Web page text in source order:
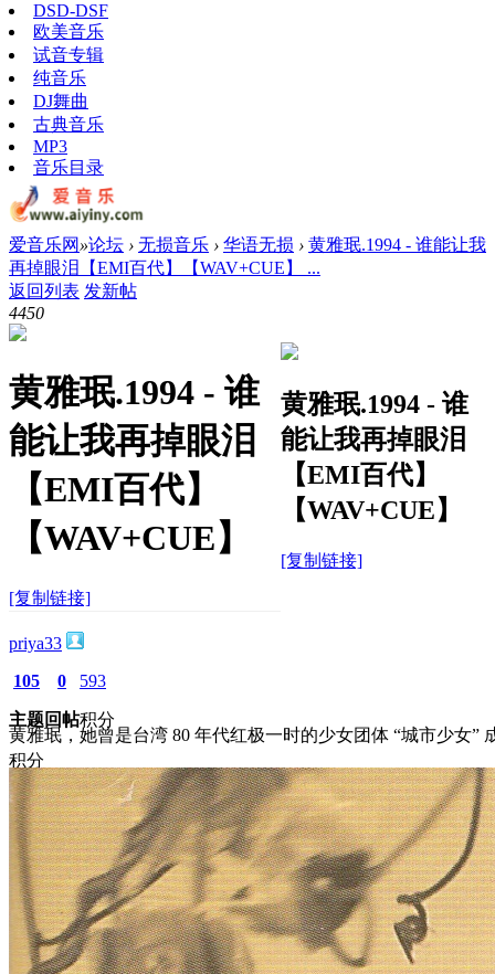
DSD-DSF
欧美音乐
试音专辑
纯音乐
DJ舞曲
古典音乐
MP3
音乐目录
爱音乐网 »论坛 › 无损音乐 › 华语无损 › 黄雅珉.1994 - 谁能让我
再掉眼泪【EMI百代】【WAV+CUE】 ...
返回列表 发新帖
4450
黄雅珉.1994 - 谁
能让我再掉眼泪
【EMI百代】
【WAV+CUE】
[复制链接]
黄雅珉.1994 - 谁
能让我再掉眼泪
【EMI百代】
【WAV+CUE】
[复制链接]
priya33
105
主题
0
回帖
593
积分
积分
593
2026-5-20 10:10:26 / 显示全部楼层 /阅读模式
4450
黄雅珉，她曾是台湾 80 年代红极一时的少女团体 “城市少女